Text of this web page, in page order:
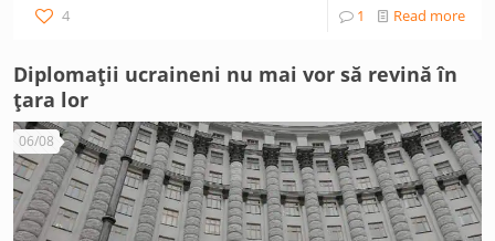
4 1 Read more
Diplomații ucraineni nu mai vor să revină în
țara lor
06/08